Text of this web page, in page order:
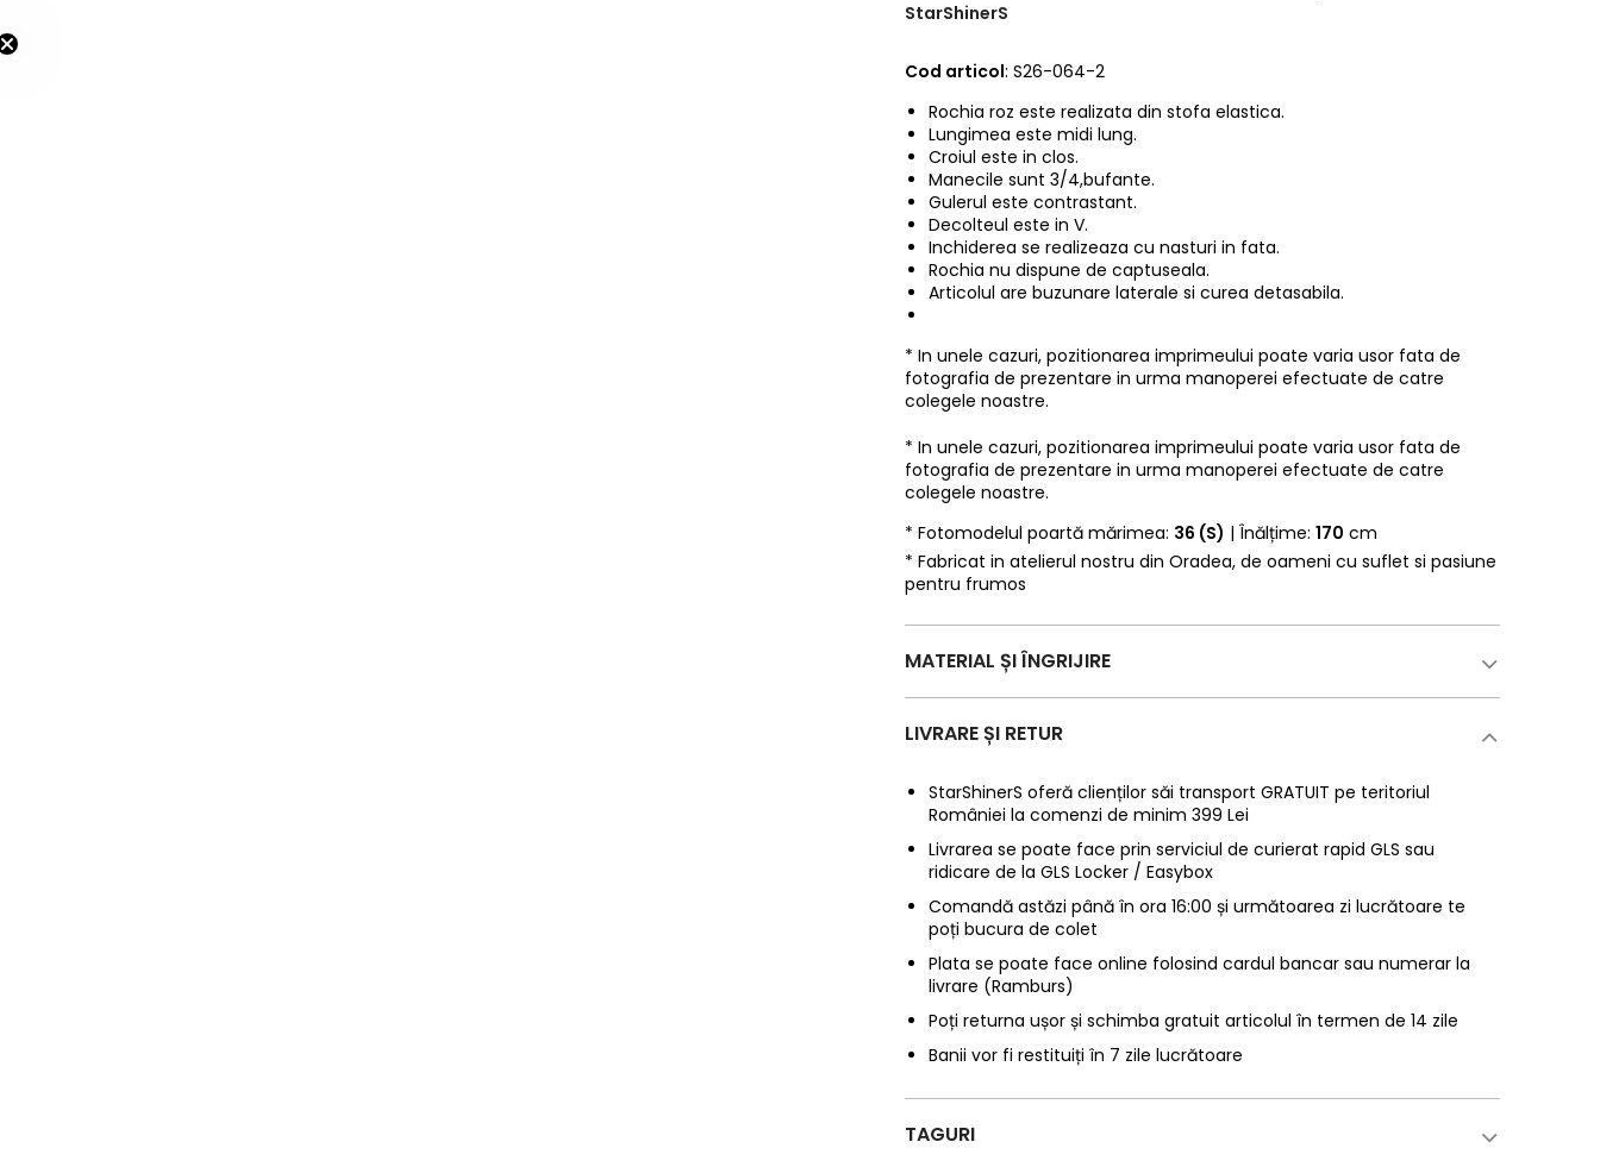
StarShinerS
Cod articol: S26-064-2
Rochia roz este realizata din stofa elastica.
Lungimea este midi lung.
Croiul este in clos.
Manecile sunt 3/4,bufante.
Gulerul este contrastant.
Decolteul este in V.
Inchiderea se realizeaza cu nasturi in fata.
Rochia nu dispune de captuseala.
Articolul are buzunare laterale si curea detasabila.
* In unele cazuri, pozitionarea imprimeului poate varia usor fata de
fotografia de prezentare in urma manoperei efectuate de catre
colegele noastre.
* In unele cazuri, pozitionarea imprimeului poate varia usor fata de
fotografia de prezentare in urma manoperei efectuate de catre
colegele noastre.
* Fotomodelul poartă mărimea: 36 (S) | Înălțime:170 cm
* Fabricat in atelierul nostru din Oradea, de oameni cu suflet si pasiune
pentru frumos
MATERIAL ȘI ÎNGRIJIRE
LIVRARE ȘI RETUR
StarShinerS oferă clienților săi transport GRATUIT pe teritoriul
României la comenzi de minim 399 Lei
Livrarea se poate face prin serviciul de curierat rapid GLS sau
ridicare de la GLS Locker / Easybox
Comandă astăzi până în ora 16:00 și următoarea zi lucrătoare te
poți bucura de colet
Plata se poate face online folosind cardul bancar sau numerar la
livrare (Ramburs)
Poți returna ușor și schimba gratuit articolul în termen de 14 zile
Banii vor fi restituiți în 7 zile lucrătoare
TAGURI